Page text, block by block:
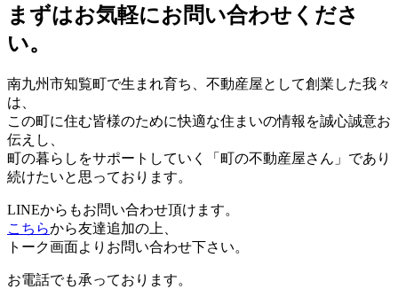
まずはお気軽にお問い合わせくださ
い。
南九州市知覧町で生まれ育ち、不動産屋として創業した我々
は、
この町に住む皆様のために快適な住まいの情報を誠心誠意お
伝えし、
町の暮らしをサポートしていく「町の不動産屋さん」であり
続けたいと思っております。
LINEからもお問い合わせ頂けます。
こちらから友達追加の上、
トーク画面よりお問い合わせ下さい。
お電話でも承っております。